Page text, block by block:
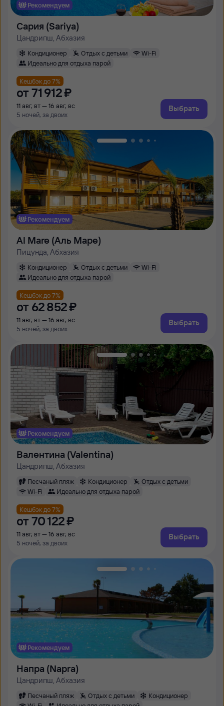
Рекомендуем
Сария (Sariya)
Цандрипш, Абхазия
Кондиционер Отдых с детьми
Wi-Fi
Идеально для отдыха парой
Кешбэк до 7%
от 71 ⁠912 ⁠₽
11 авг, вт — 16 авг, вс
5 ночей, за двоих
Выбрать
Рекомендуем
Al Mare (Аль Маре)
Пицунда, Абхазия
Кондиционер Отдых с детьми
Wi-Fi
Идеально для отдыха парой
Кешбэк до 7%
от 62 ⁠852 ⁠₽
11 авг, вт — 16 авг, вс
5 ночей, за двоих
Выбрать
Рекомендуем
Валентина (Valentina)
Цандрипш, Абхазия
Песчаный пляж Кондиционер
Отдых с детьми
Wi-Fi
Идеально для отдыха парой
Кешбэк до 7%
от 70 ⁠122 ⁠₽
11 авг, вт — 16 авг, вс
5 ночей, за двоих
Выбрать
Рекомендуем
Напра (Napra)
Цандрипш, Абхазия
Песчаный пляж Отдых с детьми
Кондиционер